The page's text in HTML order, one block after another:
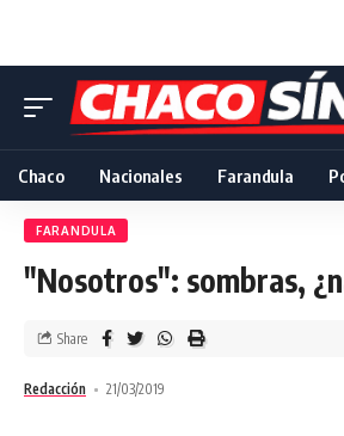
Chaco Nacionales Farandula
FARANDULA
"Nosotros": sombras,
Redacción 21/03/2019
Share